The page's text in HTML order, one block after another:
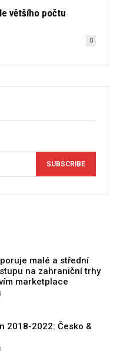
většího počtu
0
SUBSCRIBE
malé a střední
na zahraniční trhy
marketplace
2018-2022: Česko &